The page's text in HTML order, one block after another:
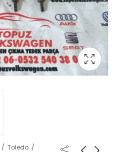
Toledo